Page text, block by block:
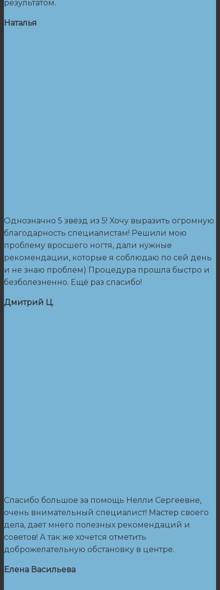
результатом.
Наталья
Однозначно 5 звёзд из 5! Хочу выразить огромную
благодарность специалистам! Решили мою
проблему вросшего ногтя, дали нужные
рекомендации, которые я соблюдаю по сей день
и не знаю проблем) Процедура прошла быстро и
безболезненно. Ещё раз спасибо!
Дмитрий Ц.
Спасибо большое за помощь Нелли Сергеевне,
очень внимательный специалист! Мастер своего
дела, дает мнего полезных рекомендаций и
советов! А так же хочется отметить
доброжелательную обстановку в центре.
Елена Васильева